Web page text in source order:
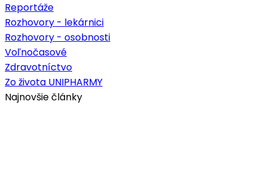
Reportáže
Rozhovory - lekárnici
Rozhovory - osobnosti
Voľnočasové
Zdravotníctvo
Zo života UNIPHARMY
Najnovšie články